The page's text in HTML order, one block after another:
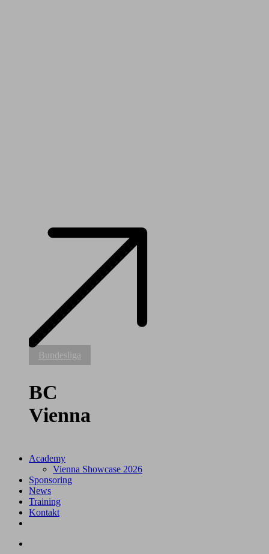
BC
Vienna
Bundesliga
BC
Vienna
Academy
Vienna Showcase 2026
Sponsoring
News
Training
Kontakt